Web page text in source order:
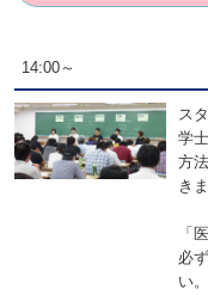
14:00～
ス
学
方
き
「
必
い。